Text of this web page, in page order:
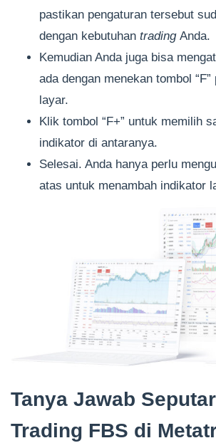
pastikan pengaturan tersebut
dengan kebutuhan trading Anda.
Kemudian Anda juga bisa
ada dengan menekan tombol
layar.
Klik tombol “F+” untuk memilih
indikator di antaranya.
Selesai. Anda hanya perlu
atas untuk menambah indikator
Tanya Jawab
Trading FBS di